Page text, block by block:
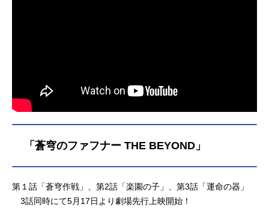
「蒼穹のファフナー THE BEYOND」
第１話「蒼穹作戦」、第2話「楽園の子」、第3話「運命の器」
3話同時にて5月17日より劇場先行上映開始！